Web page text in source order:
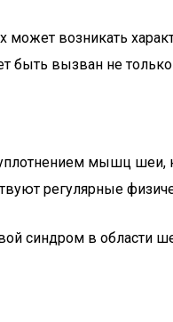
возникать
быть вызван не
мышц шеи,
регулярные
синдром в области